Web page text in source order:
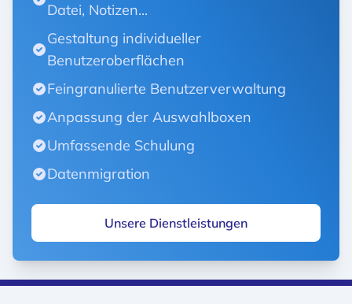
Datei, Notizen...
Gestaltung individueller
Benutzeroberflächen
Feingranulierte Benutzerverwaltung
Anpassung der Auswahlboxen
Umfassende Schulung
Datenmigration
Unsere Dienstleistungen